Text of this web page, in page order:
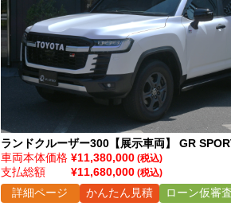
ランドクルーザー300【展示車両】 GR
車両本体価格 ¥11,380,000 (税込)
支払総額 ¥11,680,000 (税込)
詳細ページ かんたん見積 ローン仮審査